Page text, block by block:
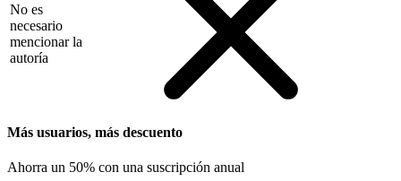
No es
necesario
mencionar la
autoría
Más usuarios, más descuento
Ahorra un 50% con una suscripción anual